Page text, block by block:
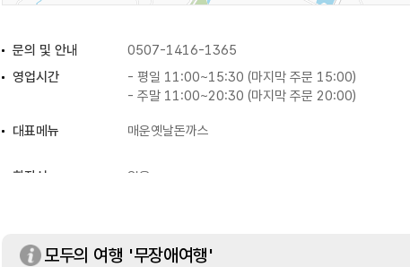
문의 및 안내 0507-1416-1365
영업시간
- 평일 11:00~15:30 (마지막 주문 15:00)
- 주말 11:00~20:30 (마지막 주문 20:00)
대표메뉴
매운옛날돈까스
화장실
있음
모두의 여행 '무장애여행'